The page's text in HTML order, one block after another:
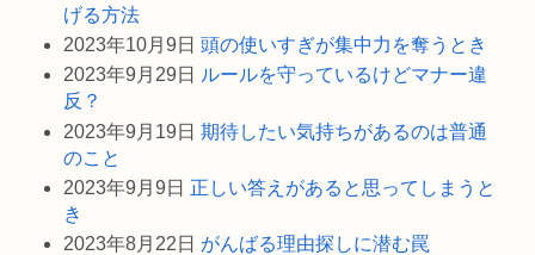
げる方法
2023年10月9日 頭の使いすぎが集中力を奪うとき
2023年9月29日 ルールを守っているけどマナー違
反？
2023年9月19日 期待したい気持ちがあるのは普通
のこと
2023年9月9日 正しい答えがあると思ってしまうと
き
2023年8月22日 がんばる理由探しに潜む罠